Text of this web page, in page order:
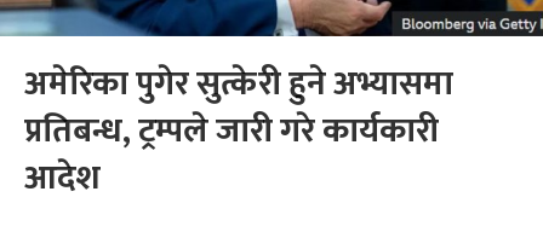
अमेरिका पुगेर सुत्केरी हुने अभ्यासमा
प्रतिबन्ध, ट्रम्पले जारी गरे कार्यकारी
आदेश